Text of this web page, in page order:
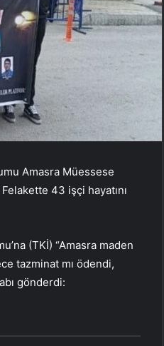
Amasra Müessese
43 işçi hayatını
(TKİ) “Amasra maden
tazminat mı ödendi,
gönderdi: